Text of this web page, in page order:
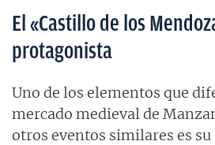
El «Castillo de los
protagonista
Uno de los elementos que
mercado medieval de
otros eventos similares es